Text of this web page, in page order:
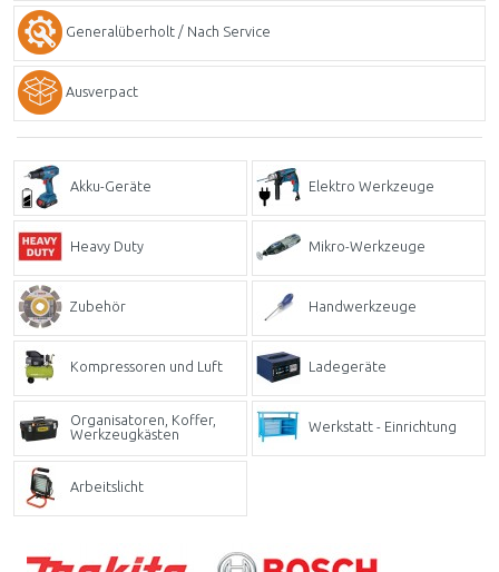
Generalüberholt / Nach Service
Ausverpact
Akku-Geräte Elektro Werkzeuge
Heavy Duty Mikro-Werkzeuge
Zubehör Handwerkzeuge
Kompressoren und Luft Ladegeräte
Organisatoren, Koffer,
Werkzeugkästen
Werkstatt - Einrichtung
Arbeitslicht